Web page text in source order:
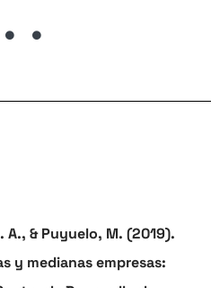
A., & Puyuelo, M. (2019).
y medianas empresas: